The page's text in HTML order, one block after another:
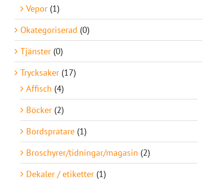
Vepor (1)
Okategoriserad (0)
Tjänster (0)
Trycksaker (17)
Affisch (4)
Böcker (2)
Bordspratare (1)
Broschyrer/tidningar/magasin (2)
Dekaler / etiketter (1)